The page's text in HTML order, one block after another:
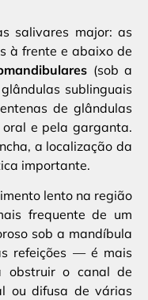
salivares major: as
à frente e abaixo de
(sob a
sublinguais
de glândulas
e pela garganta.
a localização da
importante.
lento na região
frequente de um
sob a mandíbula
refeições — é mais
obstruir o canal de
ou difusa de várias